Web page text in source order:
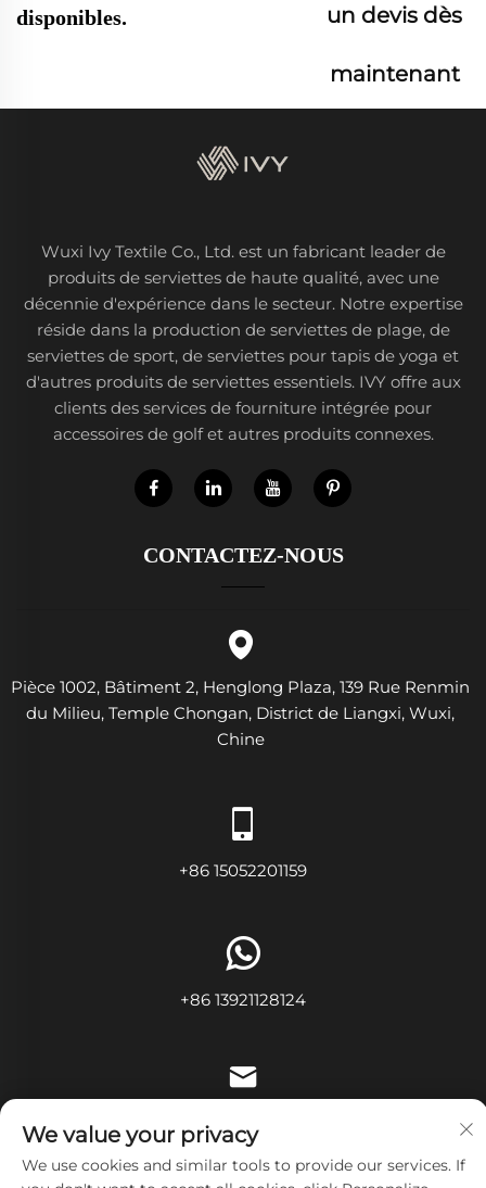
disponibles.
un devis dès
maintenant
Wuxi Ivy Textile Co., Ltd. est un fabricant leader de
produits de serviettes de haute qualité, avec une
décennie d'expérience dans le secteur. Notre expertise
réside dans la production de serviettes de plage, de
serviettes de sport, de serviettes pour tapis de yoga et
d'autres produits de serviettes essentiels. IVY offre aux
clients des services de fourniture intégrée pour
accessoires de golf et autres produits connexes.
CONTACTEZ-NOUS
Pièce 1002, Bâtiment 2, Henglong Plaza, 139 Rue Renmin
du Milieu, Temple Chongan, District de Liangxi, Wuxi,
Chine
+86 15052201159
+86 13921128124
We value your privacy
We use cookies and similar tools to provide our services. If